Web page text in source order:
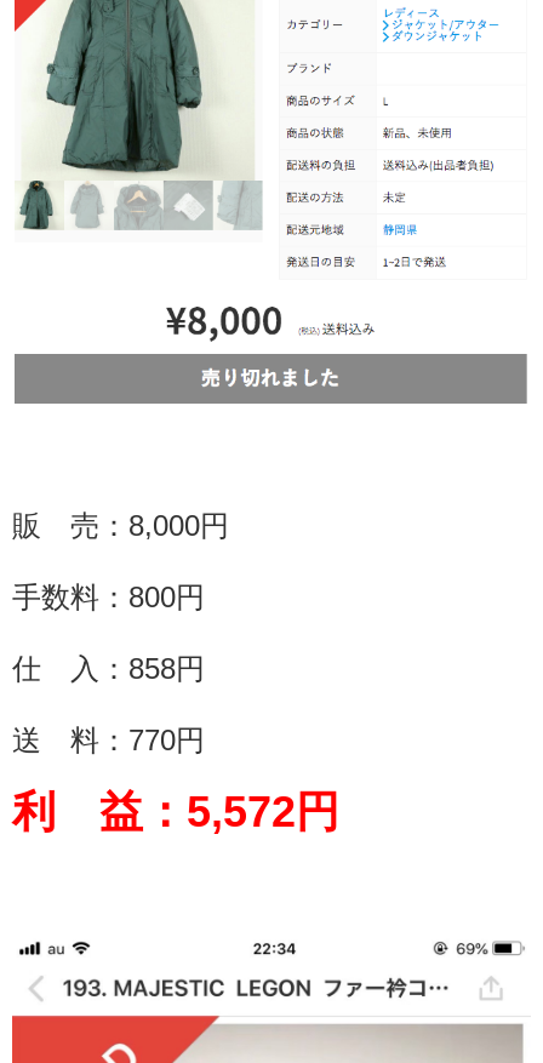
販 売： 8,000円
手数料： 800円
仕 入：858円
送 料： 770円
利 益： 5,572円